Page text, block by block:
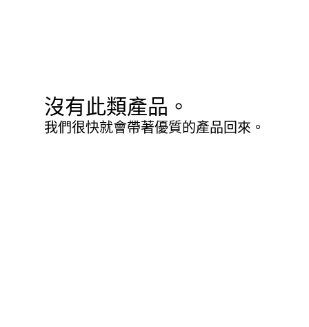
沒有此類產品。
我們很快就會帶著優質的產品回來。